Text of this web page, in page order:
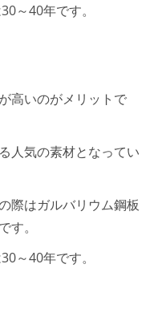
～40年です。
高いのがメリットで
人気の素材となってい
際はガルバリウム鋼板
す。
～40年です。